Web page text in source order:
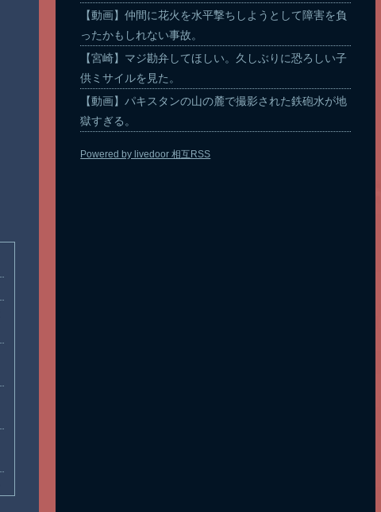
【動画】仲間に花火を水平撃ちしようとして障害を負
ったかもしれない事故。
【宮崎】マジ勘弁してほしい。久しぶりに恐ろしい子
供ミサイルを見た。
【動画】パキスタンの山の麓で撮影された鉄砲水が地
獄すぎる。
Powered by livedoor 相互RSS